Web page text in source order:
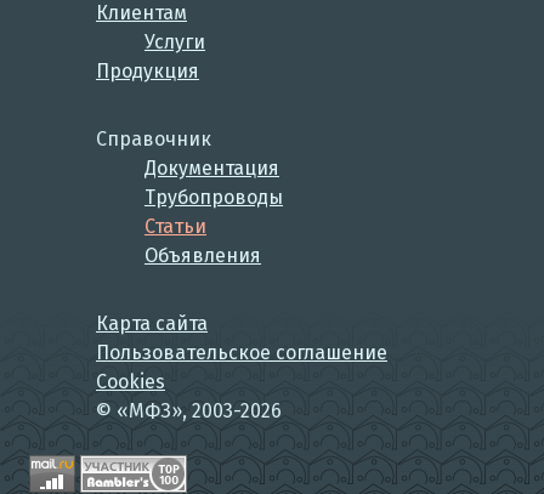
Клиентам
Услуги
Продукция
Справочник
Документация
Трубопроводы
Статьи
Объявления
Карта сайта
Пользовательское соглашение
Cookies
© «МФЗ», 2003-2026